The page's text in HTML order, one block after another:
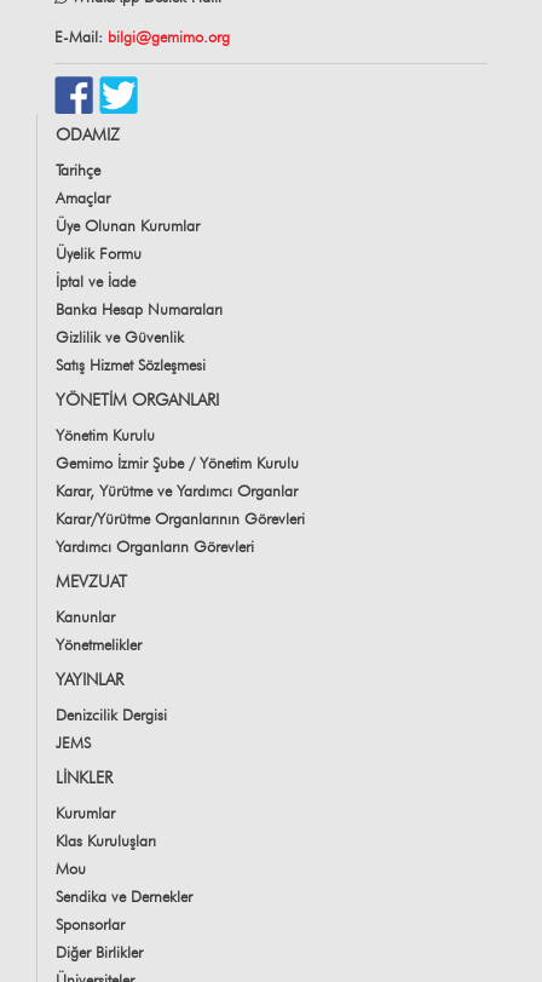
E-Mail: bilgi@gemimo.org
ODAMIZ
Tarihçe
Amaçlar
Üye Olunan Kurumlar
Üyelik Formu
İptal ve İade
Banka Hesap Numaraları
Gizlilik ve Güvenlik
Satış Hizmet Sözleşmesi
YÖNETİM ORGANLARI
Yönetim Kurulu
Gemimo İzmir Şube / Yönetim Kurulu
Karar, Yürütme ve Yardımcı Organlar
Karar/Yürütme Organlarının Görevleri
Yardımcı Organların Görevleri
MEVZUAT
Kanunlar
Yönetmelikler
YAYINLAR
Denizcilik Dergisi
JEMS
LİNKLER
Kurumlar
Klas Kuruluşları
Mou
Sendika ve Dernekler
Sponsorlar
Diğer Birlikler